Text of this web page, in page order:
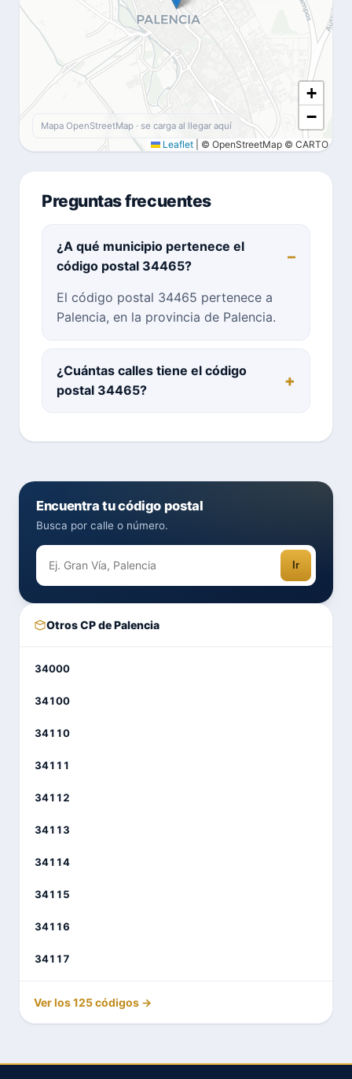
+
−
Leaflet © OpenStreetMap © CARTO
Mapa OpenStreetMap · se carga al llegar aquí
Preguntas frecuentes
¿A qué municipio pertenece el
código postal 34465?
El código postal 34465 pertenece a
Palencia, en la provincia de Palencia.
¿Cuántas calles tiene el código
postal 34465?
Encuentra tu código postal
Busca por calle o número.
Ir
Otros CP de Palencia
34000
34100
34110
34111
34112
34113
34114
34115
34116
34117
Ver los 125 códigos →